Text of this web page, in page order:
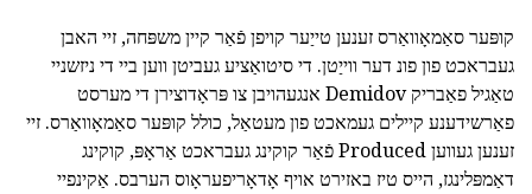
קופּער סאַמאָוואַרס זענען טייַער קויפן פֿאַר קיין משפּחה, זיי האבן
געבראכט פון פונ דער ווייַטן. די סיטואַציע געביטן ווען ביי די ניזשניי
טאַגיל פאַבריק Demidov אנגעהויבן צו פּראָדוצירן די מערסט
פאַרשידענע קיילים געמאכט פון מעטאַל, כולל קופּער סאַמאָוואַרס. זיי
זענען געווען Produced פֿאַר קוקינג געבראכט אַראָפּ, קוקינג
דאַמפּלינגז, הייס טיז באזירט אויף אָדאָריפעראָוס הערבס. אַקינפיי